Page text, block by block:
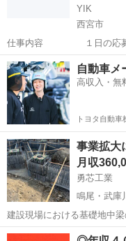
YIK
西宮市
仕事内容 １日の応募数
枠が埋まり次第即終了とさ
でもＯＫ！ 仕事内容が少し
い。担当者からお電話を...
兵庫 西宮市 土木
自動車メ
高収入・無
トヨタ自動車
事業拡大
月収
勇芯工業
鳴尾・武庫
建設現場における基礎地中
スタッフです 作業内容は簡
兵庫 西宮市 鳴尾・